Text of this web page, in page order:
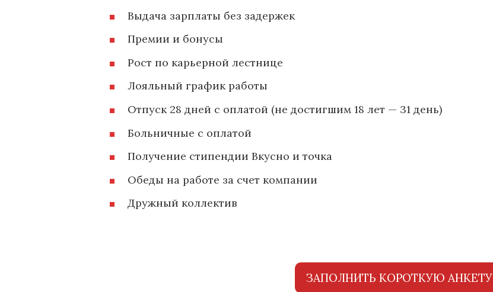
Выдача зарплаты без задержек
Премии и бонусы
Рост по карьерной лестнице
Лояльный график работы
Отпуск 28 дней с оплатой (не достигшим 18 лет — 31 день)
Больничные с оплатой
Получение стипендии Вкусно и точка
Обеды на работе за счет компании
Дружный коллектив
ЗАПОЛНИТЬ КОРОТКУЮ АНКЕТУ